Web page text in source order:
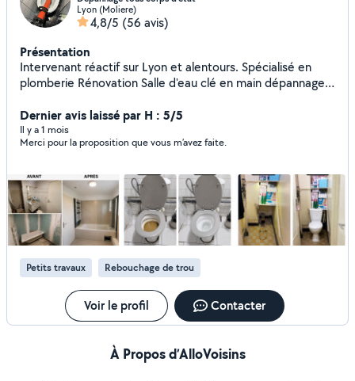
Lyon (Moliere)
4,8/5 (56 avis)
Présentation
Intervenant réactif sur Lyon et alentours. Spécialisé en
plomberie Rénovation Salle d'eau clé en main dépannage
chauffe-eau Devis + déplacement gratuits (Lyon et régions
Dernier avis laissé par H : 5/5
Il y a 1 mois
Merci pour la proposition que vous m’avez faite.
Petits travaux Rebouchage de trou
Voir le profil Contacter
À Propos d’AlloVoisins